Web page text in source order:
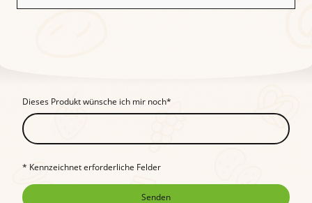
Dieses Produkt wünsche ich mir noch*
* Kennzeichnet erforderliche Felder
Senden